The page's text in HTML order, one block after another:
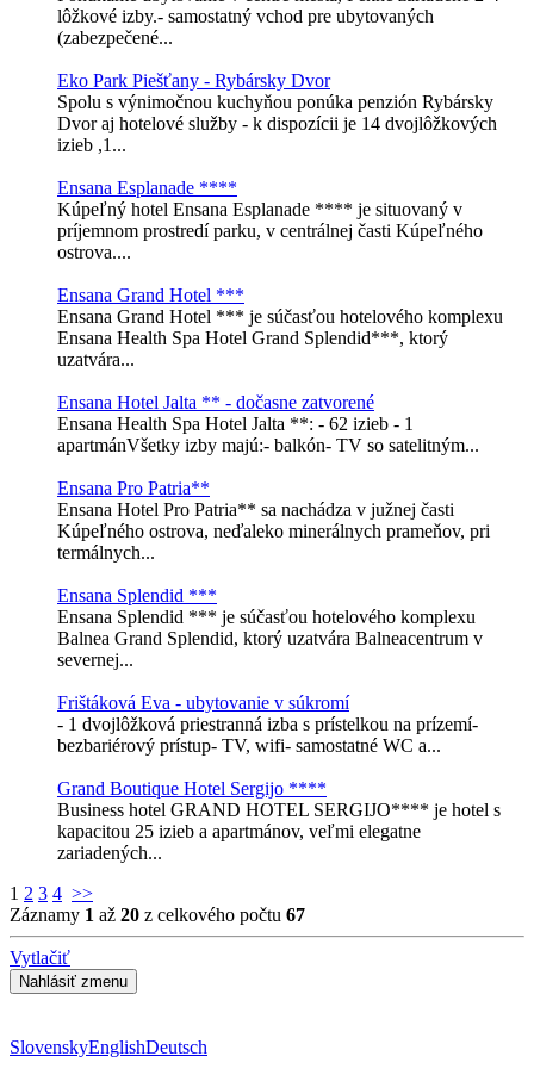
lôžkové izby.- samostatný vchod pre ubytovaných
(zabezpečené...
Eko Park Piešťany - Rybársky Dvor
Spolu s výnimočnou kuchyňou ponúka penzión Rybársky
Dvor aj hotelové služby - k dispozícii je 14 dvojlôžkových
izieb ,1...
Ensana Esplanade ****
Kúpeľný hotel Ensana Esplanade **** je situovaný v
príjemnom prostredí parku, v centrálnej časti Kúpeľného
ostrova....
Ensana Grand Hotel ***
Ensana Grand Hotel *** je súčasťou hotelového komplexu
Ensana Health Spa Hotel Grand Splendid***, ktorý
uzatvára...
Ensana Hotel Jalta ** - dočasne zatvorené
Ensana Health Spa Hotel Jalta **: - 62 izieb - 1
apartmánVšetky izby majú:- balkón- TV so satelitným...
Ensana Pro Patria**
Ensana Hotel Pro Patria** sa nachádza v južnej časti
Kúpeľného ostrova, neďaleko minerálnych prameňov, pri
termálnych...
Ensana Splendid ***
Ensana Splendid *** je súčasťou hotelového komplexu
Balnea Grand Splendid, ktorý uzatvára Balneacentrum v
severnej...
Frištáková Eva - ubytovanie v súkromí
- 1 dvojlôžková priestranná izba s prístelkou na prízemí-
bezbariérový prístup- TV, wifi- samostatné WC a...
Grand Boutique Hotel Sergijo ****
Business hotel GRAND HOTEL SERGIJO**** je hotel s
kapacitou 25 izieb a apartmánov, veľmi elegatne
zariadených...
1 2 3 4 >>
Záznamy 1 až 20 z celkového počtu 67
Vytlačiť
SlovenskyEnglishDeutsch